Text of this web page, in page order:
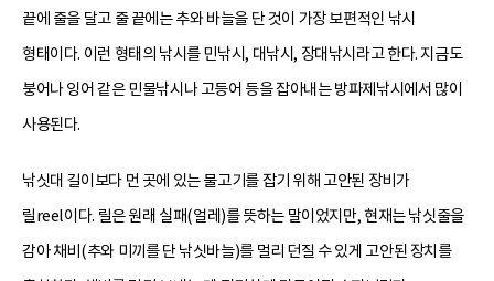
끝에 줄을 달고 줄 끝에는 추와 바늘을 단 것이 가장 보편적인 낚시
형태이다. 이런 형태의 낚시를 민낚시, 대낚시, 장대낚시라고 한다. 지금도
붕어나 잉어 같은 민물낚시나 고등어 등을 잡아내는 방파제낚시에서 많이
사용된다.
낚싯대 길이보다 먼 곳에 있는 물고기를 잡기 위해 고안된 장비가
릴reel이다. 릴은 원래 실패(얼레)를 뜻하는 말이었지만, 현재는 낚싯줄을
감아 채비(추와 미끼를 단 낚싯바늘)를 멀리 던질 수 있게 고안된 장치를